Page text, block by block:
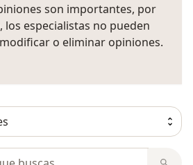
son importantes, por
los especialistas no pueden
o eliminar opiniones.